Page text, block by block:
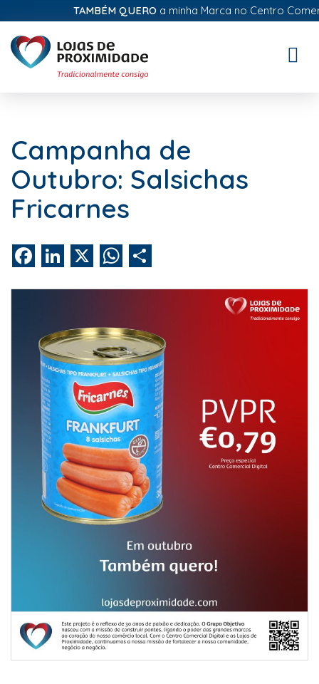
TAMBÉM QUEROa minha Marca no Centro
Campanha de
Outubro: Salsichas
Fricarnes
FacebookLinkedIn WhatsApp